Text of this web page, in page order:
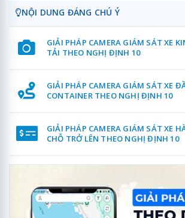
NỘI DUNG ĐÁNG CHÚ Ý
GIẢI PHÁP CAMERA GIÁM SÁT XE
TẢI THEO NGHỊ ĐỊNH 10
GIẢI PHÁP CAMERA GIÁM SÁT XE
CONTAINER THEO NGHỊ ĐỊNH 10
GIẢI PHÁP CAMERA GIÁM SÁT XE
CHỖ TRỞ LÊN THEO NGHỊ ĐỊNH 10